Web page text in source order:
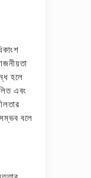
হলে
এবং
বলে